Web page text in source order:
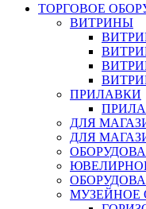
ТОРГОВОЕ
ВИТРИНЫ
ПРИЛАВКИ
ДЛЯ
ДЛЯ
МУЗЕЙНОЕ